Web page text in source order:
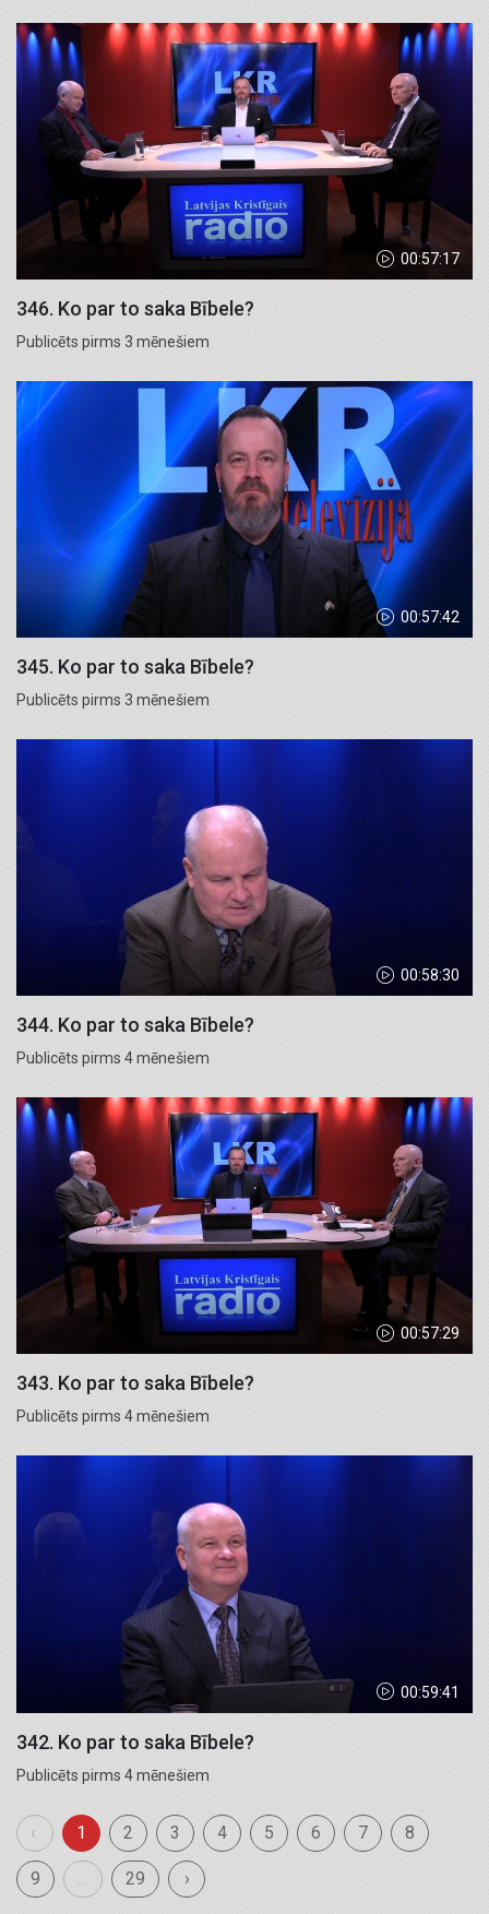
00:57:17
346. Ko par to saka Bībele?
Publicēts pirms 3 mēnešiem
00:57:42
345. Ko par to saka Bībele?
Publicēts pirms 3 mēnešiem
00:58:30
344. Ko par to saka Bībele?
Publicēts pirms 4 mēnešiem
00:57:29
343. Ko par to saka Bībele?
Publicēts pirms 4 mēnešiem
00:59:41
342. Ko par to saka Bībele?
Publicēts pirms 4 mēnešiem
‹ 1 2 3 4 5 6 7 8
9 29 ›